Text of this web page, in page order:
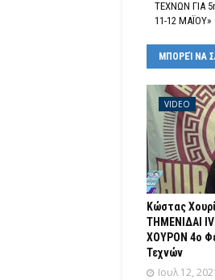
ΤΕΧΝΩΝ ΓΙΑ
11-12 ΜΑΪΟΥ»
ΜΠΟΡΕΊ ΝΑ
VIDEO
Κώστας
ΤΗΜΕΝΙΔΑΙ
ΧΟΥΡΟΝ 4o
Τεχνών
Ιουλ 12,